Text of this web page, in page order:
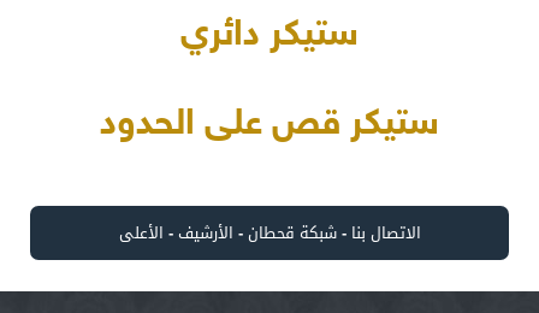
ستيكر دائري
ستيكر قص على الحدود
الاتصال بنا -شبكة قحطان- الأرشيف- الأعلى